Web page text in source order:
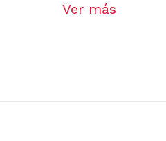
Ver más